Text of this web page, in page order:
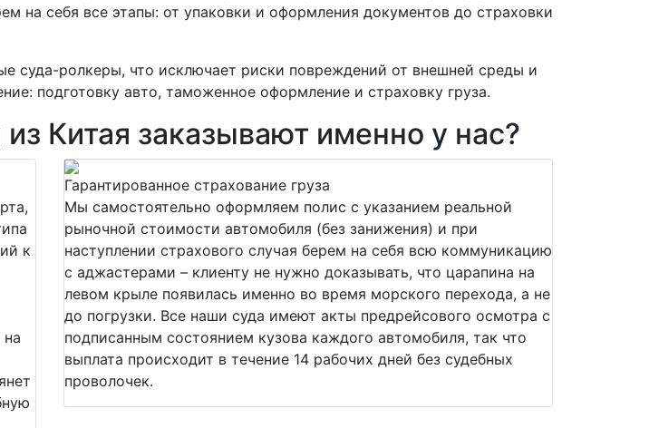
на себя все этапы: от упаковки и оформления документов до страховки
суда-ролкеры, что исключает риски повреждений от внешней среды и
подготовку авто, таможенное оформление и страховку груза.
Китая заказывают именно у нас?
к
Гарантированное страхование груза
Мы самостоятельно оформляем полис с указанием реальной
рыночной стоимости автомобиля (без занижения) и при
наступлении страхового случая берем на себя всю коммуникацию
с аджастерами – клиенту не нужно доказывать, что царапина на
левом крыле появилась именно во время морского перехода, а не
до погрузки. Все наши суда имеют акты предрейсового осмотра с
подписанным состоянием кузова каждого автомобиля, так что
выплата происходит в течение 14 рабочих дней без судебных
проволочек.